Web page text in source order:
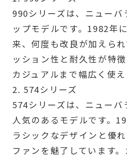
990シリーズは、ニューバ
ップモデルです。1982年
来、何度も改良が加えら
ッション性と耐久性が特
カジュアルまで幅広く使え
2. 574シリーズ
574シリーズは、ニューバ
人気のあるモデルです。
ラシックなデザインと優
ファンを魅了しています